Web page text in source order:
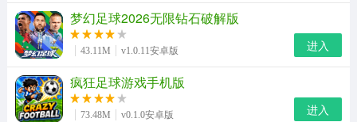
梦幻足球2026无限钻石破解版
43.11M v1.0.11安卓版 进入
疯狂足球游戏手机版
73.48M v0.1.0安卓版 进入